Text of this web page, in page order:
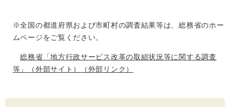
※全国の都道府県および市町村の調査結果等は、総務省のホー
ムページをご覧ください。
総務省「地方行政サービス改革の取組状況等に関する調査
等」（外部サイト）
（外部リンク）